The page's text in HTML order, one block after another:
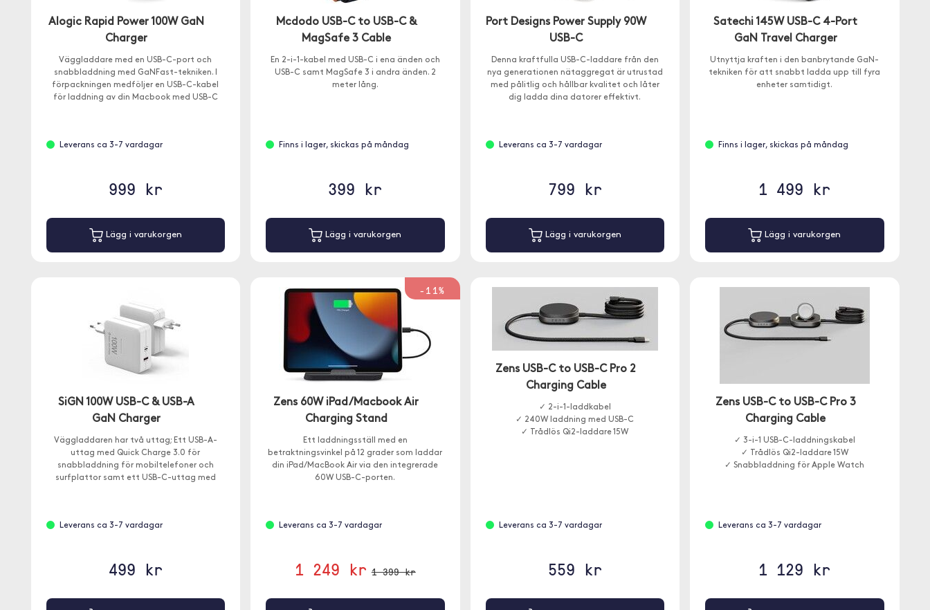
Alogic Rapid Power 100W GaN
Charger
Väggladdare med en USB-C-port och
snabbladdning med GaNFast-tekniken. I
förpackningen medföljer en USB-C-kabel
för laddning av din Macbook med USB-C
Leverans ca 3-7 vardagar
999 kr
Lägg i varukorgen
Mcdodo USB-C to USB-C &
MagSafe 3 Cable
En 2-i-1-kabel med USB-C i ena änden och
USB-C samt MagSafe 3 i andra änden. 2
meter lång.
Finns i lager, skickas på måndag
399 kr
Lägg i varukorgen
Port Designs Power Supply 90W
USB-C
Denna kraftfulla USB-C-laddare från den
nya generationen nätaggregat är utrustad
med pålitlig och hållbar kvalitet och låter
dig ladda dina datorer effektivt.
Leverans ca 3-7 vardagar
799 kr
Lägg i varukorgen
Satechi 145W USB-C 4-Port
GaN Travel Charger
Utnyttja kraften i den banbrytande GaN-
tekniken för att snabbt ladda upp till fyra
enheter samtidigt.
Finns i lager, skickas på måndag
1 499 kr
Lägg i varukorgen
SiGN 100W USB-C & USB-A
GaN Charger
Väggladdaren har två uttag; Ett USB-A-
uttag med Quick Charge 3.0 för
snabbladdning för mobiltelefoner och
surfplattor samt ett USB-C-uttag med
Leverans ca 3-7 vardagar
499 kr
-11%
Zens 60W iPad/Macbook Air
Charging Stand
Ett laddningsställ med en
betraktningsvinkel på 12 grader som laddar
din iPad/MacBook Air via den integrerade
60W USB-C-porten.
Leverans ca 3-7 vardagar
1 249 kr 1 399 kr
Zens USB-C to USB-C Pro 2
Charging Cable
✓ 2-i-1-laddkabel
✓ 240W laddning med USB-C
✓ Trådlös Qi2-laddare 15W
Leverans ca 3-7 vardagar
559 kr
Zens USB-C to USB-C Pro 3
Charging Cable
✓ 3-i-1 USB-C-laddningskabel
✓ Trådlös Qi2-laddare 15W
✓ Snabbladdning för Apple Watch
Leverans ca 3-7 vardagar
1 129 kr